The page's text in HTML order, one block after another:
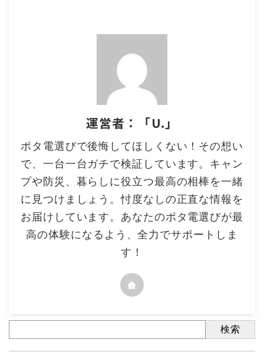
運営者：「U.」
ポタ電選びで後悔してほしくない！その想い
で、一台一台ガチで検証しています。キャン
プや防災、暮らしに役立つ最高の相棒を一緒
に見つけましょう。忖度なしの正直な情報を
お届けしています。あなたのポタ電選びが最
高の体験になるよう、全力でサポートしま
す！
検索